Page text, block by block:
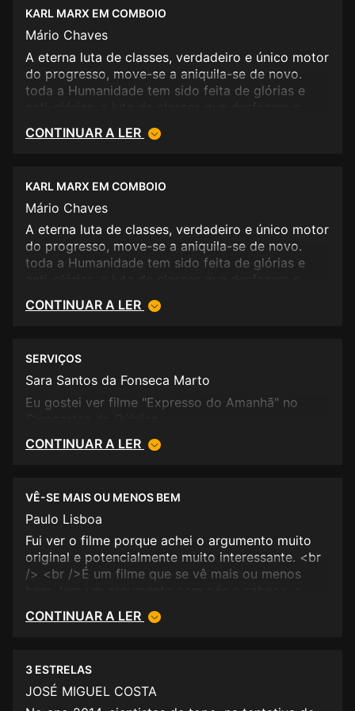
KARL MARX EM COMBOIO
Mário Chaves
A eterna luta de classes, verdadeiro e único motor
do progresso, move-se a aniquila-se de novo.
toda a Humanidade tem sido feita de glórias e
gostaria de ter viajado neste comboio, a rescrever
CONTINUAR A LER
KARL MARX EM COMBOIO
Mário Chaves
A eterna luta de classes, verdadeiro e único motor
do progresso, move-se a aniquila-se de novo.
toda a Humanidade tem sido feita de glórias e
sonho de outros, que se julgam eleitos. Karl Marx
gostaria de ter viajado neste comboio, a rescrever
CONTINUAR A LER
SERVIÇOS
Sara Santos da Fonseca Marto
Eu gostei ver filme "Expresso do Amanhã" no
CONTINUAR A LER
VÊ-SE MAIS OU MENOS BEM
Paulo Lisboa
Fui ver o filme porque achei o argumento muito
original e potencialmente muito interessante. <br
/> <br />É um filme que se vê mais ou menos
/> <br />Numa escala de 0 a 20 valores, dou 12
CONTINUAR A LER
3 ESTRELAS
JOSÉ MIGUEL COSTA